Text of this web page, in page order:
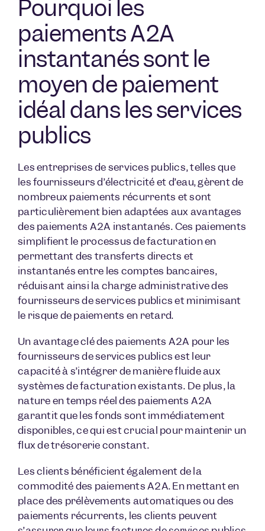
Pourquoi les
paiements A2A
instantanés sont le
moyen de paiement
idéal dans les services
publics
Les entreprises de services publics, telles que
les fournisseurs d’électricité et d’eau, gèrent de
nombreux paiements récurrents et sont
particulièrement bien adaptées aux avantages
des paiements A2A instantanés. Ces paiements
simplifient le processus de facturation en
permettant des transferts directs et
instantanés entre les comptes bancaires,
réduisant ainsi la charge administrative des
fournisseurs de services publics et minimisant
le risque de paiements en retard.
Un avantage clé des paiements A2A pour les
fournisseurs de services publics est leur
capacité à s’intégrer de manière fluide aux
systèmes de facturation existants. De plus, la
nature en temps réel des paiements A2A
garantit que les fonds sont immédiatement
disponibles, ce qui est crucial pour maintenir un
flux de trésorerie constant.
Les clients bénéficient également de la
commodité des paiements A2A. En mettant en
place des prélèvements automatiques ou des
paiements récurrents, les clients peuvent